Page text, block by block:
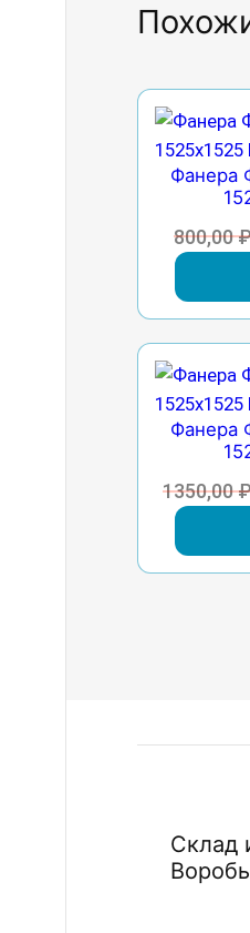
Фанера
800,00
Фанера
1350,00
Склад